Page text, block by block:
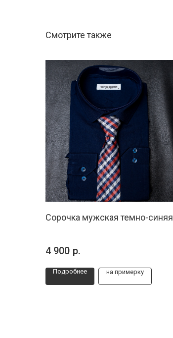
Смотрите также
Сорочка мужская темно-синяя
4 900 р.
Подробнее на примерку